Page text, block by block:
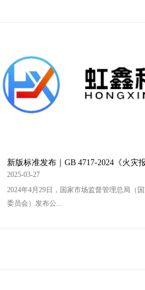
新版标准发布｜GB 4717-2024《火灾
2025-03-27
2024年4月29日，国家市场监督管理总局（
委员会）发布公...